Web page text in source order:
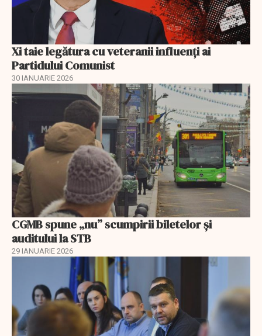
Xi taie legătura cu veteranii influenți ai
Partidului Comunist
30 IANUARIE 2026
CGMB spune „nu” scumpirii biletelor și
auditului la STB
29 IANUARIE 2026